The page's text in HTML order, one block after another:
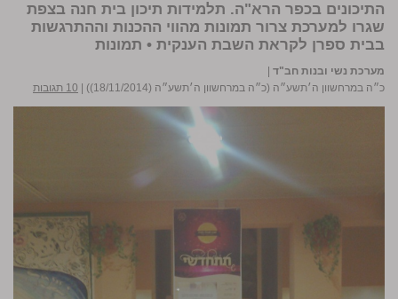
התיכונים בכפר הרא"ה. תלמידות תיכון בית חנה בצפת
שגרו למערכת צרור תמונות מהווי ההכנות וההתרגשות
בבית ספרן לקראת השבת הענקית • תמונות
מערכת נשי ובנות חב"ד
כ״ה במרחשוון ה׳תשע״ה (כ״ה במרחשוון ה׳תשע״ה (18/11/2014))
10 תגובות